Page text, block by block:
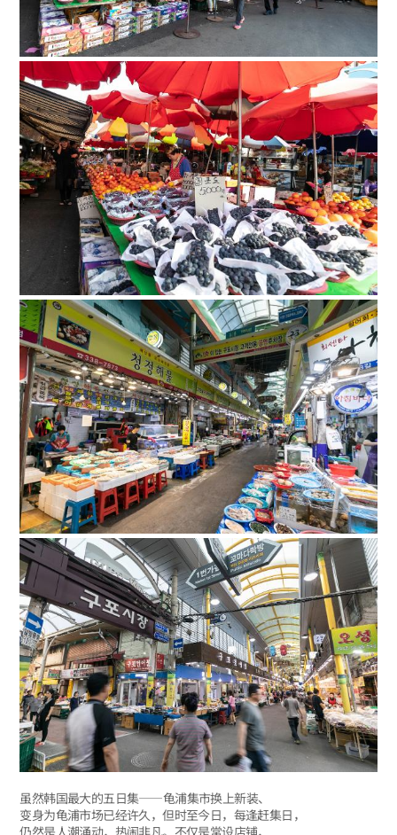
虽然韩国最大的五日集——龟浦集市换上新装、
变身为龟浦市场已经许久，但时至今日，每逢赶集日，